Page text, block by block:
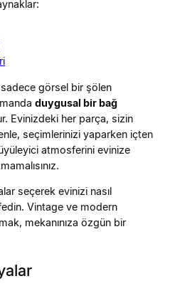
görsel bir şölen
duygusal bir bağ
Evinizdeki her parça, sizin
seçimlerinizi yaparken içten
atmosferini evinize
seçerek evinizi nasıl
Vintage ve modern
mekanınıza özgün bir